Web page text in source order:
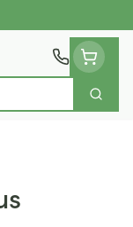
Zoek